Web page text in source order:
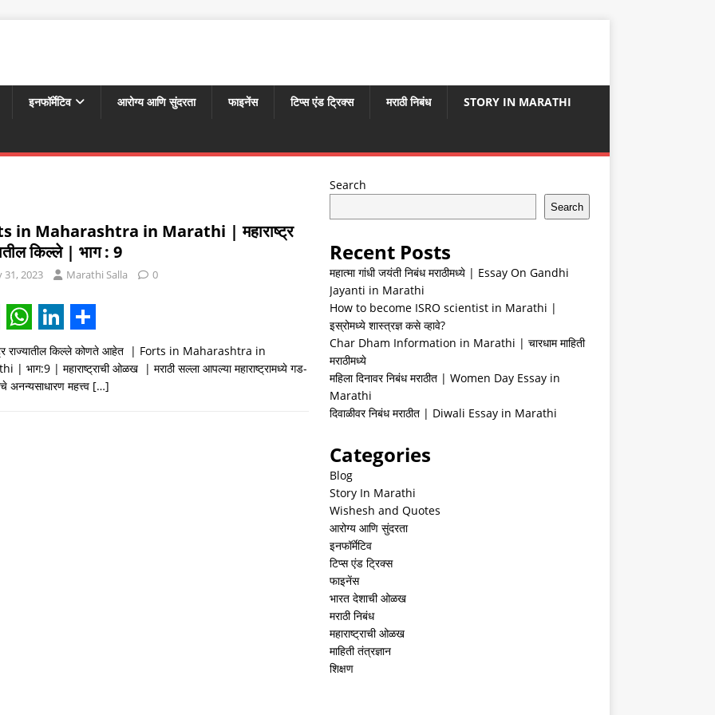
इनफॉर्मेटिव आरोग्य आणि सुंदरता फाइनेंस टिप्स एंड ट्रिक्स मराठी निबंध STORY IN MARATHI
in Maharashtra in Marathi | महाराष्ट्र
किल्ले | भाग : 9
31, 2023 Marathi Salla 0
W
h
a
L
i
n
S
h
a
राज्यातील किल्ले कोणते आहेत | Forts in Maharashtra in
| भाग:9 | महाराष्ट्राची ओळख | मराठी सल्ला आपल्या महाराष्ट्रामध्ये गड-
अनन्यसाधारण महत्त्व […]
Search
Search
Recent Posts
महात्मा गांधी जयंती निबंध मराठीमध्ये | Essay On Gandhi
Jayanti in Marathi
How to become ISRO scientist in Marathi |
इस्रोमध्ये शास्त्रज्ञ कसे व्हावे?
Char Dham Information in Marathi | चारधाम माहिती
मराठीमध्ये
महिला दिनावर निबंध मराठीत | Women Day Essay in
Marathi
दिवाळीवर निबंध मराठीत | Diwali Essay in Marathi
Categories
Blog
Story In Marathi
Wishesh and Quotes
आरोग्य आणि सुंदरता
इनफॉर्मेटिव
टिप्स एंड ट्रिक्स
फाइनेंस
भारत देशाची ओळख
मराठी निबंध
महाराष्ट्राची ओळख
माहिती तंत्रज्ञान
शिक्षण